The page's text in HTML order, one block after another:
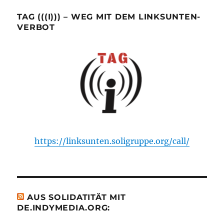
TAG (((I))) – WEG MIT DEM LINKSUNTEN-
VERBOT
https://linksunten.soligruppe.org/call/
AUS SOLIDATITÄT MIT
DE.INDYMEDIA.ORG: